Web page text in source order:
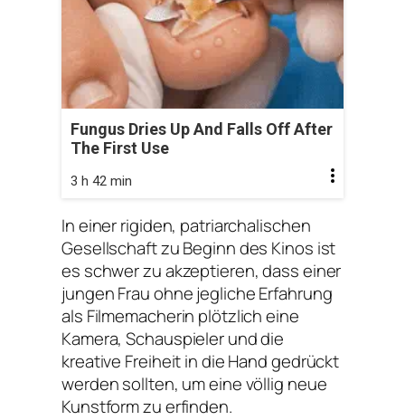
Fungus Dries Up And Falls Off After
The First Use
3 h 42 min
In einer rigiden, patriarchalischen
Gesellschaft zu Beginn des Kinos ist
es schwer zu akzeptieren, dass einer
jungen Frau ohne jegliche Erfahrung
als Filmemacherin plötzlich eine
Kamera, Schauspieler und die
kreative Freiheit in die Hand gedrückt
werden sollten, um eine völlig neue
Kunstform zu erfinden.